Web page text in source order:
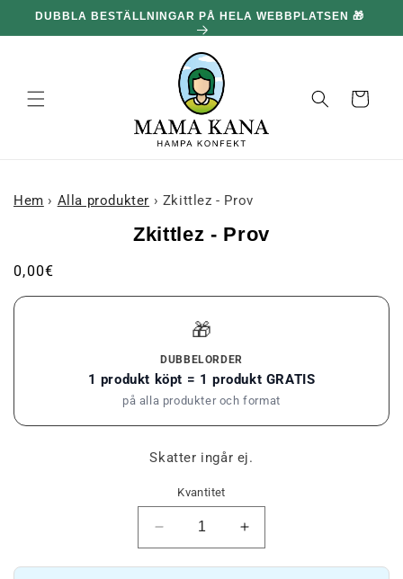
och gå
DUBBLA BESTÄLLNINGAR PÅ HELA WEBBPLATSEN 🎁
Korg
Hem › Alla produkter › Zkittlez - Prov
Zkittlez - Prov
Ordinarie
pris
0,00€
🎁
DUBBELORDER
1 produkt köpt = 1 produkt GRATIS
på alla produkter och format
Skatter ingår ej.
Kvantitet
Minska
mängden
Zkittlez
Öka
mängden
Zkittlez